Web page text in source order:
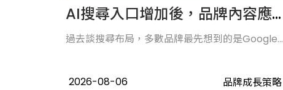
AI搜尋入口增加後，品牌內容應如何布局？
過去談搜尋布局，多數品牌最先想到的是Google...
2026-08-06 品牌成長策略